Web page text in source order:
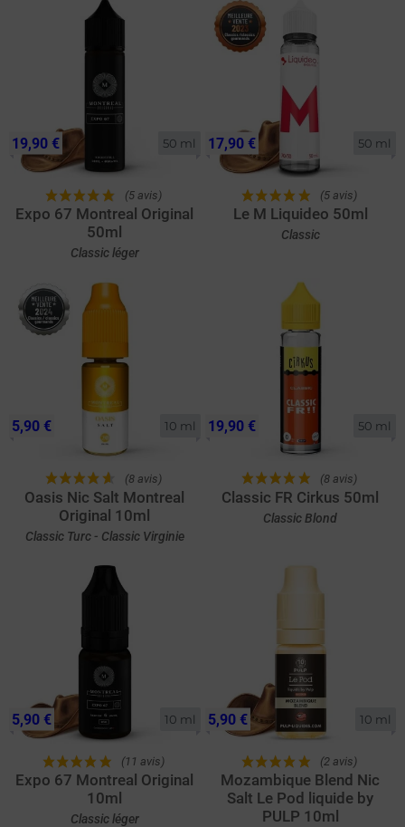
50 ml
(5 avis)
Expo 67 Montreal Original
50ml
Classic léger
19,90 € 50 ml
(5 avis)
Le M Liquideo 50ml
Classic
17,90 €
10 ml
(8 avis)
Oasis Nic Salt Montreal
Original 10ml
Classic Turc - Classic Virginie
5,90 € 50 ml
(8 avis)
Classic FR Cirkus 50ml
Classic Blond
19,90 €
10 ml
(11 avis)
Expo 67 Montreal Original
10ml
Classic léger
5,90 € 10 ml
(2 avis)
Mozambique Blend Nic
Salt Le Pod liquide by
PULP 10ml
5,90 €